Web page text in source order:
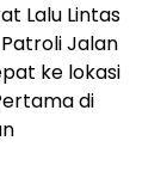
Lalu Lintas
Jalan
ke lokasi
di